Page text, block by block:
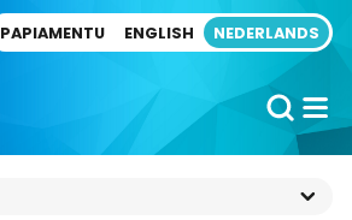
PAPIAMENTU ENGLISH NEDERLANDS